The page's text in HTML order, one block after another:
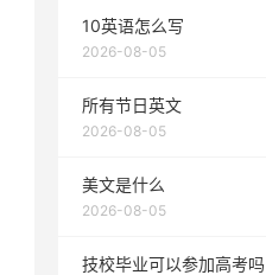
10英语怎么写
2026-08-05
所有节日英文
2026-08-05
美文是什么
2026-08-05
技校毕业可以参加高考吗